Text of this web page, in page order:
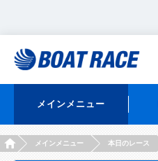
メインメニュー
HOMEメインメニュー 本日のレース